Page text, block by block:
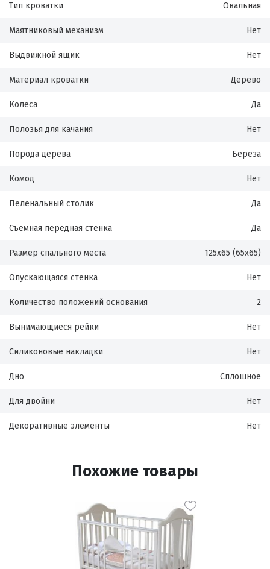
Тип кроватки Овальная
Маятниковый механизм Нет
Выдвижной ящик Нет
Материал кроватки Дерево
Колеса Да
Полозья для качания Нет
Порода дерева Береза
Комод Нет
Пеленальный столик Да
Съемная передная стенка Да
Размер спального места 125х65 (65х65)
Опускающаяся стенка Нет
Количество положений основания 2
Вынимающиеся рейки Нет
Силиконовые накладки Нет
Дно Сплошное
Для двойни Нет
Декоративные элементы Нет
Похожие товары